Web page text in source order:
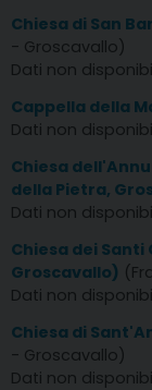
Chiesa di San
- Groscavallo)
Dati non
Cappella della
Dati non
Chiesa
della Pietra,
Dati non
Chiesa dei
Groscavallo)
Dati non
Chiesa di
- Groscavallo)
Dati non